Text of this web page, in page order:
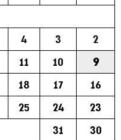
2
3
4
9
10
11
16
17
18
23
24
25
30
31